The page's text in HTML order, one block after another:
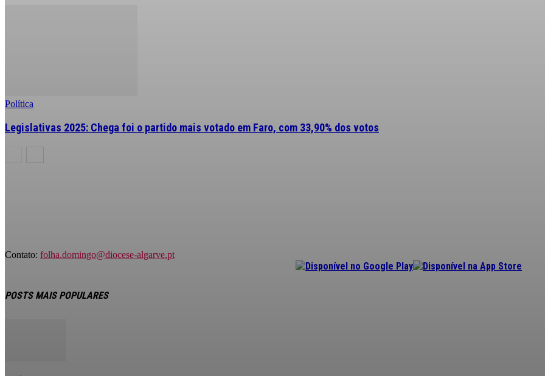
Política
Legislativas 2025: Chega foi o partido mais votado em Faro, com 33,90% dos votos
Contato: folha.domingo@diocese-algarve.pt
POSTS MAIS POPULARES